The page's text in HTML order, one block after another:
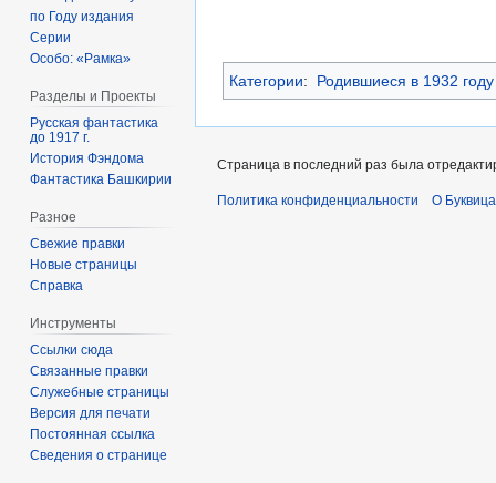
Категории: Родившиеся в 1932 году
по Году издания
Серии
Особо: «Рамка»
Разделы и Проекты
Русская фантастика
до 1917 г.
История Фэндома
Фантастика Башкирии
Разное
Свежие правки
Новые страницы
Справка
Инструменты
Ссылки сюда
Связанные правки
Служебные страницы
Версия для печати
Постоянная ссылка
Сведения о странице
Страница в последний раз была
Политика конфиденциальности О Буквица